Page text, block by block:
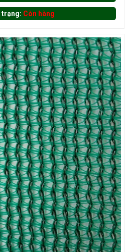
CHẮN CHIM
trạng: Còn hàng